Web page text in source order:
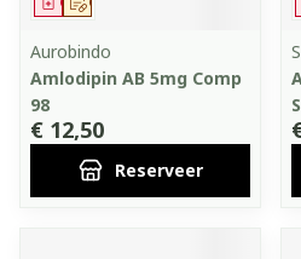
Aurobindo
Amlodipin AB 5mg Comp
98
€ 12,50
Reserveer